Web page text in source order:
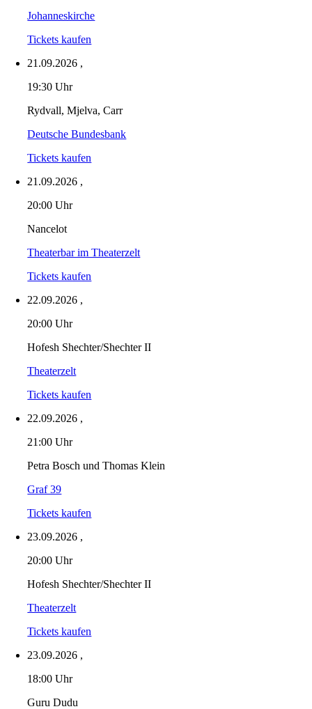
Johanneskirche
Tickets kaufen
21.09.2026 ,
19:30 Uhr
Rydvall, Mjelva, Carr
Deutsche Bundesbank
Tickets kaufen
21.09.2026 ,
20:00 Uhr
Nancelot
Theaterbar im Theaterzelt
Tickets kaufen
22.09.2026 ,
20:00 Uhr
Hofesh Shechter/Shechter II
Theaterzelt
Tickets kaufen
22.09.2026 ,
21:00 Uhr
Petra Bosch und Thomas Klein
Graf 39
Tickets kaufen
23.09.2026 ,
20:00 Uhr
Hofesh Shechter/Shechter II
Theaterzelt
Tickets kaufen
23.09.2026 ,
18:00 Uhr
Guru Dudu